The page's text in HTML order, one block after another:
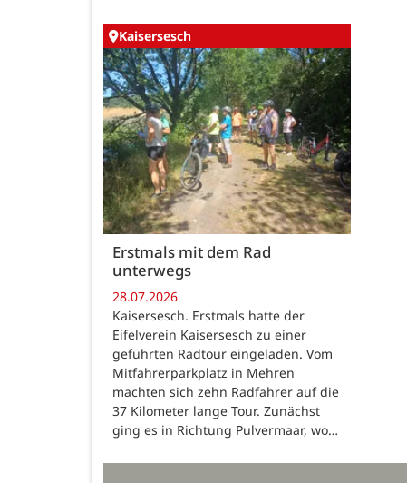
Kaisersesch
Erstmals mit dem Rad
unterwegs
28.07.2026
Kaisersesch. Erstmals hatte der
Eifelverein Kaisersesch zu einer
geführten Radtour eingeladen. Vom
Mitfahrerparkplatz in Mehren
machten sich zehn Radfahrer auf die
37 Kilometer lange Tour. Zunächst
ging es in Richtung Pulvermaar, wo…